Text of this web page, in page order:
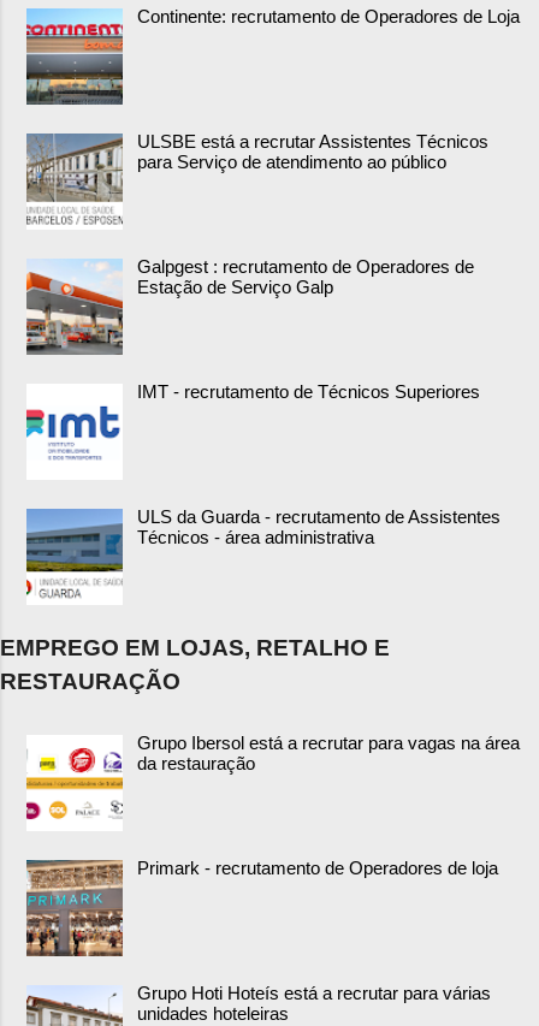
Continente: recrutamento de Operadores de Loja
ULSBE está a recrutar Assistentes Técnicos
para Serviço de atendimento ao público
Galpgest : recrutamento de Operadores de
Estação de Serviço Galp
IMT - recrutamento de Técnicos Superiores
ULS da Guarda - recrutamento de Assistentes
Técnicos - área administrativa
EMPREGO EM LOJAS, RETALHO E
RESTAURAÇÃO
Grupo Ibersol está a recrutar para vagas na área
da restauração
Primark - recrutamento de Operadores de loja
Grupo Hoti Hoteís está a recrutar para várias
unidades hoteleiras